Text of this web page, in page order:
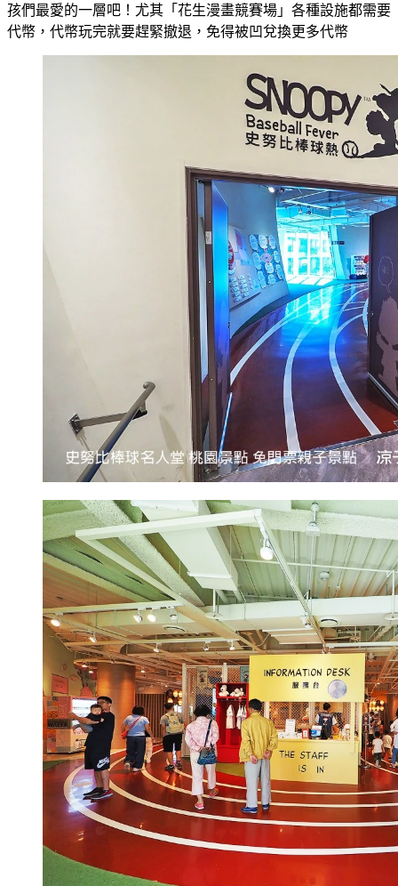
孩們最愛的一層吧！尤其「花生漫畫競賽場」各種設施都需要
代幣，代幣玩完就要趕緊撤退，免得被凹兌換更多代幣